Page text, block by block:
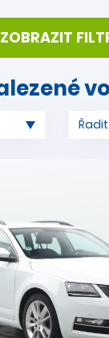
ZOBRAZIT